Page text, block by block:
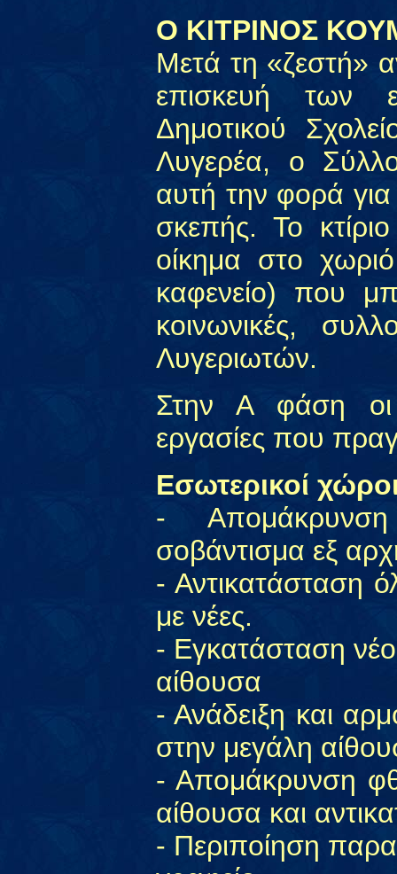
Ο ΚΙΤΡΙΝΟΣ
Μετά τη «ζεστή»
επισκευή των
Δημοτικού
Λυγερέα, ο
αυτή την φορά για
σκεπής. Το
οίκημα στο
καφενείο) που
κοινωνικές,
Λυγεριωτών.
Στην Α φάση οι
εργασίες που
Εσωτερικοί
- Απομάκρυνση
σοβάντισμα εξ
- Αντικατάσταση
με νέες.
- Εγκατάσταση
αίθουσα
- Ανάδειξη και
στην μεγάλη
- Απομάκρυνση
αίθουσα και
- Περιποίηση